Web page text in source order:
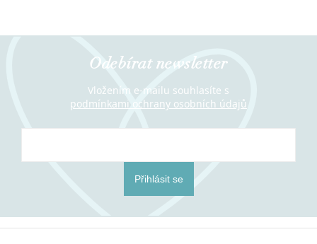
Odebírat newsletter
Vložením e-mailu souhlasíte s
podmínkami ochrany osobních údajů
Přihlásit se